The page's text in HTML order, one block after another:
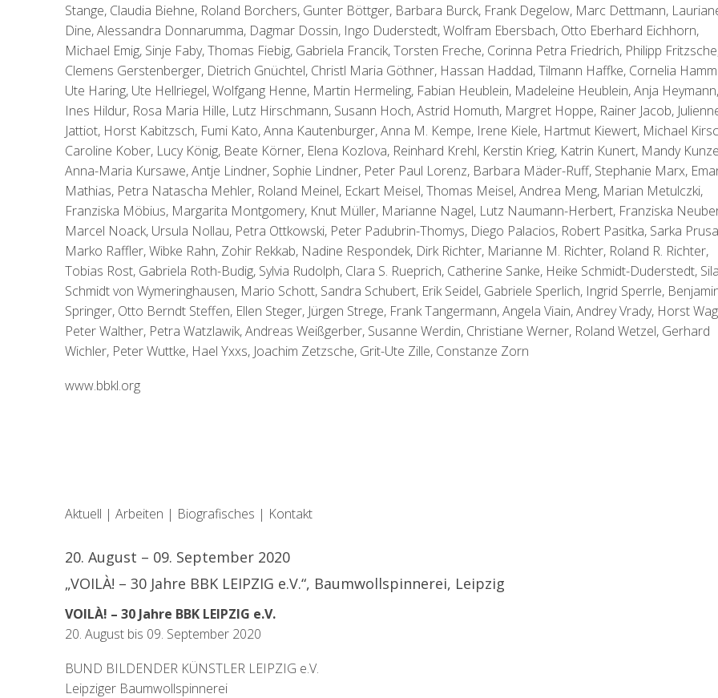
Stange, Claudia Biehne, Roland Borchers, Gunter Böttger, Barbara Burck, Frank Degelow, Marc Dettmann,
Dine, Alessandra Donnarumma, Dagmar Dossin, Ingo Duderstedt, Wolfram Ebersbach, Otto Eberhard Eichhorn,
Michael Emig, Sinje Faby, Thomas Fiebig, Gabriela Francik, Torsten Freche, Corinna Petra Friedrich, Philipp
Clemens Gerstenberger, Dietrich Gnüchtel, Christl Maria Göthner, Hassan Haddad, Tilmann Haffke, Cornelia
Ute Haring, Ute Hellriegel, Wolfgang Henne, Martin Hermeling, Fabian Heublein, Madeleine Heublein, Anja Heymann,
Ines Hildur, Rosa Maria Hille, Lutz Hirschmann, Susann Hoch, Astrid Homuth, Margret Hoppe, Rainer Jacob,
Jattiot, Horst Kabitzsch, Fumi Kato, Anna Kautenburger, Anna M. Kempe, Irene Kiele, Hartmut Kiewert, Michael
Caroline Kober, Lucy König, Beate Körner, Elena Kozlova, Reinhard Krehl, Kerstin Krieg, Katrin Kunert, Mandy
Anna-Maria Kursawe, Antje Lindner, Sophie Lindner, Peter Paul Lorenz, Barbara Mäder-Ruff, Stephanie Marx,
Mathias, Petra Natascha Mehler, Roland Meinel, Eckart Meisel, Thomas Meisel, Andrea Meng, Marian Metulczki,
Franziska Möbius, Margarita Montgomery, Knut Müller, Marianne Nagel, Lutz Naumann-Herbert, Franziska
Marcel Noack, Ursula Nollau, Petra Ottkowski, Peter Padubrin-Thomys, Diego Palacios, Robert Pasitka, Sarka
Marko Raffler, Wibke Rahn, Zohir Rekkab, Nadine Respondek, Dirk Richter, Marianne M. Richter, Roland R. Richter,
Tobias Rost, Gabriela Roth-Budig, Sylvia Rudolph, Clara S. Rueprich, Catherine Sanke, Heike Schmidt-Duderstedt,
Schmidt von Wymeringhausen, Mario Schott, Sandra Schubert, Erik Seidel, Gabriele Sperlich, Ingrid Sperrle,
Springer, Otto Berndt Steffen, Ellen Steger, Jürgen Strege, Frank Tangermann, Angela Viain, Andrey Vrady, Horst
Peter Walther, Petra Watzlawik, Andreas Weißgerber, Susanne Werdin, Christiane Werner, Roland Wetzel, Gerhard
Wichler, Peter Wuttke, Hael Yxxs, Joachim Zetzsche, Grit-Ute Zille, Constanze Zorn
www.bbkl.org
Aktuell | Arbeiten | Biografisches | Kontakt
20. August – 09. September 2020
„VOILÀ! – 30 Jahre BBK LEIPZIG e.V.“, Baumwollspinnerei, Leipzig
VOILÀ! – 30 Jahre BBK LEIPZIG e.V.
20. August bis 09. September 2020
BUND BILDENDER KÜNSTLER LEIPZIG e.V.
Leipziger Baumwollspinnerei